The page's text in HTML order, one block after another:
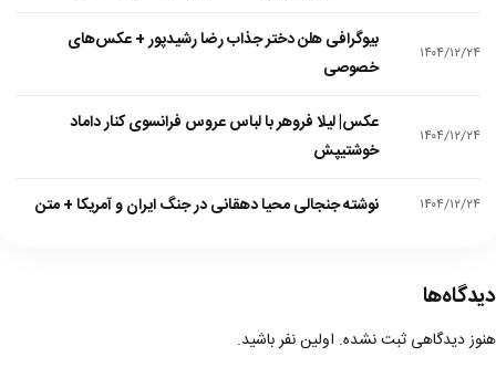
۱۴۰۴/۱۲/۲۴
بیوگرافی هلن دختر جذاب رضا رشیدپور + عکس‌های
خصوصی
۱۴۰۴/۱۲/۲۴
عکس| لیلا فروهر با لباس عروس فرانسوی کنار داماد
خوشتیپش
۱۴۰۴/۱۲/۲۴ نوشته جنجالی محیا دهقانی در جنگ ایران و آمریکا + متن
دیدگاه‌ها
هنوز دیدگاهی ثبت نشده. اولین نفر باشید.